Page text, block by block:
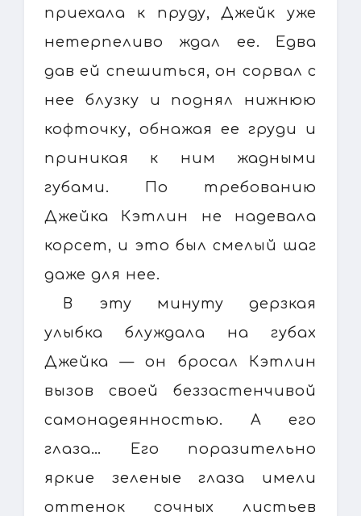
приехала к пруду, Джейк уже
нетерпеливо ждал ее. Едва
дав ей спешиться, он сорвал с
нее блузку и поднял нижнюю
кофточку, обнажая ее груди и
приникая к ним жадными
губами. По требованию
Джейка Кэтлин не надевала
корсет, и это был смелый шаг
даже для нее.
В эту минуту дерзкая
улыбка блуждала на губах
Джейка — он бросал Кэтлин
вызов своей беззастенчивой
самонадеянностью. А его
глаза… Его поразительно
яркие зеленые глаза имели
оттенок сочных листьев